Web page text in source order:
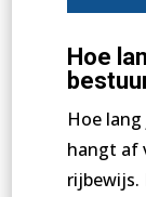
Hoe
Hoe
hangt af
rijbewijs.